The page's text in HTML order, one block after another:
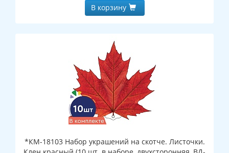
В корзину
*КМ-18103 Набор украшений на скотче. Листочки.